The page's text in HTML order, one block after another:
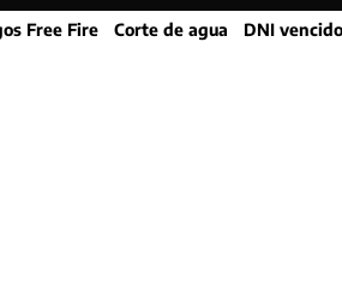
Open
dropdown
Open
dropdown
Free Fire Corte de agua DNI vencido